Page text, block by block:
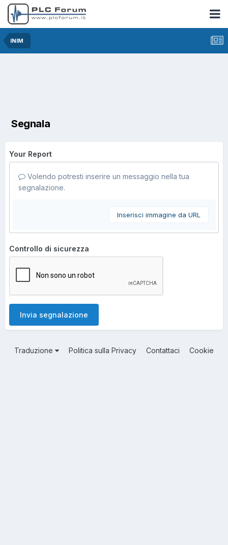
INIM
Segnala
Your Report
Volendo potresti inserire un messaggio nella tua
segnalazione.
Inserisci immagine da URL
Controllo di sicurezza
Invia segnalazione
Traduzione Politica sulla Privacy Contattaci Cookie